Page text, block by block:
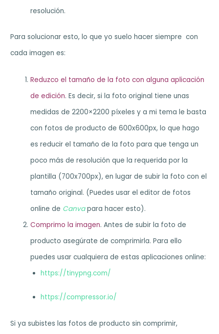
resolución.
Para solucionar esto, lo que yo suelo hacer siempre con
cada imagen es:
Reduzco el tamaño de la foto con alguna aplicación
de edición. Es decir, si la foto original tiene unas
medidas de 2200×2200 píxeles y a mi tema le basta
con fotos de producto de 600x600px, lo que hago
es reducir el tamaño de la foto para que tenga un
poco más de resolución que la requerida por la
plantilla (700x700px), en lugar de subir la foto con el
tamaño original. (Puedes usar el editor de fotos
online de Canva para hacer esto).
Comprimo la imagen. Antes de subir la foto de
producto asegúrate de comprimirla. Para ello
puedes usar cualquiera de estas aplicaciones online:
https://tinypng.com/
https://compressor.io/
Si ya subistes las fotos de producto sin comprimir,